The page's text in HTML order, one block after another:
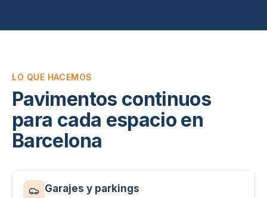
LO QUE HACEMOS
Pavimentos continuos
para cada espacio en
Barcelona
Garajes y parkings